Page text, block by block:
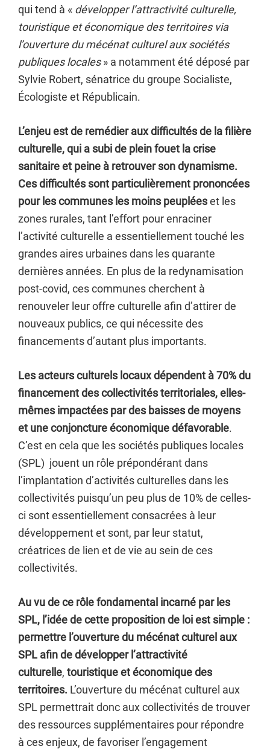
qui tend à « développer l’attractivité culturelle,
touristique et économique des territoires via
l’ouverture du mécénat culturel aux sociétés
publiques locales» a notamment été déposé par
Sylvie Robert, sénatrice du groupe Socialiste,
Écologiste et Républicain.
L’enjeu est de remédier aux difficultés de la filière
culturelle,qui a subi de plein fouet la crise
sanitaire et peine à retrouver son dynamisme.
Ces difficultés sont particulièrement prononcées
pour les communes les moins peupléeset les
zones rurales, tant l’effort pour enraciner
l’activité culturelle a essentiellement touché les
grandes aires urbaines dans les quarante
dernières années. En plus de la redynamisation
post-covid, ces communes cherchent à
renouveler leur offre culturelle afin d’attirer de
nouveaux publics, ce qui nécessite des
financements d’autant plus importants.
Les acteurs culturels locaux dépendent à 70% du
financement des collectivités territoriales, elles-
mêmes impactées par des baisses de moyens
et une conjoncture économique défavorable.
C’est en cela que les sociétés publiques locales
(SPL) jouent un rôle prépondérant dans
l’implantation d’activités culturelles dans les
collectivités puisqu’un peu plus de 10% de celles-
ci sont essentiellement consacrées à leur
développement et sont, par leur statut,
créatrices de lien et de vie au sein de ces
collectivités.
Au vu de ce rôle fondamental incarné par les
SPL, l’idée de cette proposition de loi est simple :
permettre l’ouverture du mécénat culturel aux
SPL afin de développer l’attractivité
culturelle, touristique et économique des
territoires. L’ouverture du mécénat culturel aux
SPL permettrait donc aux collectivités de trouver
des ressources supplémentaires pour répondre
à ces enjeux, de favoriser l’engagement